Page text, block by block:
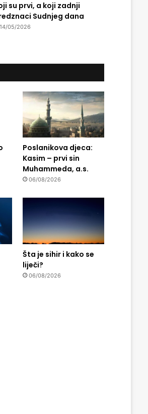
su prvi, a koji zadnji
Sudnjeg dana
14/05/2026
Poslanikova djeca:
Kasim – prvi sin
Muhammeda, a.s.
06/08/2026
Šta je sihir i kako se
liječi?
06/08/2026